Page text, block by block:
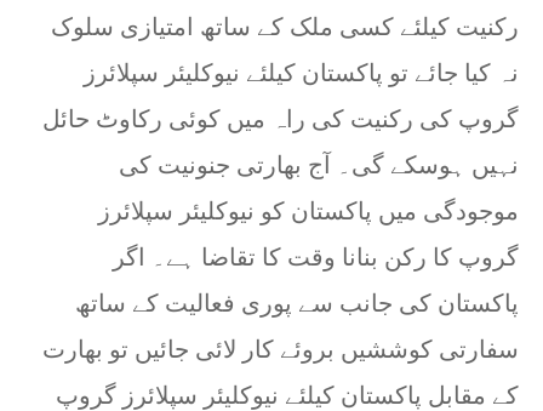
رکنیت کیلئے کسی ملک کے ساتھ امتیازی سلوک
نہ کیا جائے تو پاکستان کیلئے نیوکلیئر سپلائرز
گروپ کی رکنیت کی راہ میں کوئی رکاوٹ حائل
نہیں ہوسکے گی۔ آج بھارتی جنونیت کی
موجودگی میں پاکستان کو نیوکلیئر سپلائرز
گروپ کا رکن بنانا وقت کا تقاضا ہے۔ اگر
پاکستان کی جانب سے پوری فعالیت کے ساتھ
سفارتی کوششیں بروئے کار لائی جائیں تو بھارت
کے مقابل پاکستان کیلئے نیوکلیئر سپلائرز گروپ